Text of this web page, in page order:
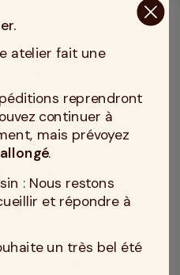
doit pas être juste un
pour mieux vivre
conçus pour
des personnes
fabrication artisanale et
notre site toute notre
, disponibles
degrés de confort.
pour vous aider à choisir
attentes. Et grâce à nos
à un confort sur-mesure,
atelier fait une
reprendront
continuer à
mais prévoyez
.
: Nous restons
et répondre à
un très bel été